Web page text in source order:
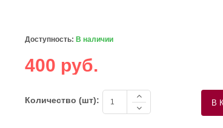
Доступность: В наличии
400 руб.
Количество (шт):